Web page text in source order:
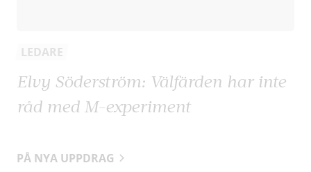
LEDARE
Elvy Söderström: Välfärden har inte
råd med M-experiment
PÅ NYA UPPDRAG